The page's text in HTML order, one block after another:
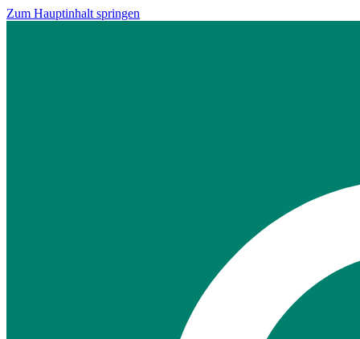
Zum Hauptinhalt springen